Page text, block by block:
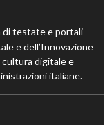
di testate e portali
e dell’Innovazione
cultura digitale e
italiane.